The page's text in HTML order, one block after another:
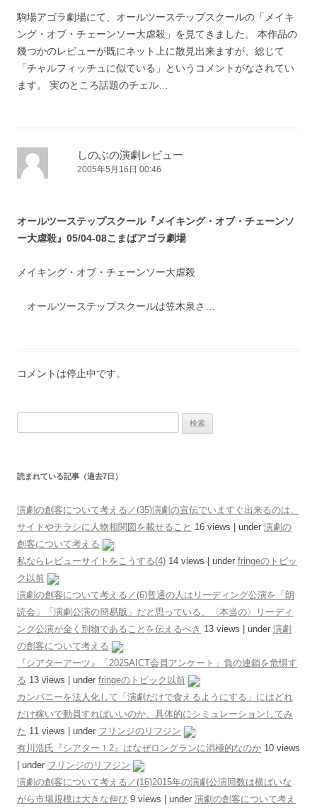
駒場アゴラ劇場にて、オールツーステップスクールの「メイキ
ング・オブ・チェーンソー大虐殺」を見てきました。 本作品の
幾つかのレビューが既にネット上に散見出来ますが、総じて
「チャルフィッチュに似ている」というコメントがなされてい
ます。 実のところ話題のチェル…
しのぶの演劇レビュー
2005年5月16日 00:46
オールツーステップスクール『メイキング・オブ・チェーンソ
ー大虐殺』05/04-08こまばアゴラ劇場
メイキング・オブ・チェーンソー大虐殺
オールツーステップスクールは笠木泉さ…
コメントは停止中です。
読まれている記事（過去7日）
演劇の創客について考える／(35)演劇の宣伝でいますぐ出来るのは、
サイトやチラシに人物相関図を載せること 16 views under 演劇の
創客について考える
私ならレビューサイトをこうする(4) 14 views under fringeのトピッ
ク以前
演劇の創客について考える／(6)普通の人はリーディング公演を「朗
読会」「演劇公演の簡易版」だと思っている、〈本当の〉リーディ
ング公演が全く別物であることを伝えるべき 13 views under 演劇
の創客について考える
『シアターアーツ』「2025AICT会員アンケート」負の連鎖を危惧す
る 13 views under fringeのトピック以前
カンパニーを法人化して「演劇だけで食えるようにする」にはどれ
だけ稼いで動員すればいいのか、具体的にシミュレーションしてみ
た 11 views under フリンジのリフジン
有川浩氏『シアター！2』はなぜロングランに消極的なのか 10 views
under フリンジのリフジン
演劇の創客について考える／(16)2015年の演劇公演回数は横ばいな
がら市場規模は大きな伸び 9 views under 演劇の創客について考え